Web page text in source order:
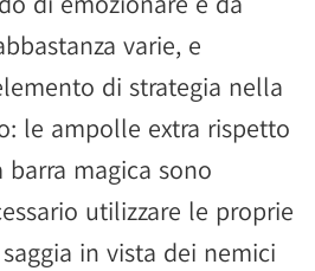
varie, e
di strategia nella
le ampolle extra rispetto
magica sono
utilizzare le proprie
in vista dei nemici